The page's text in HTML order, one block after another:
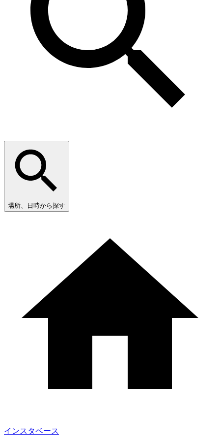
場所、日時から探す
インスタベース